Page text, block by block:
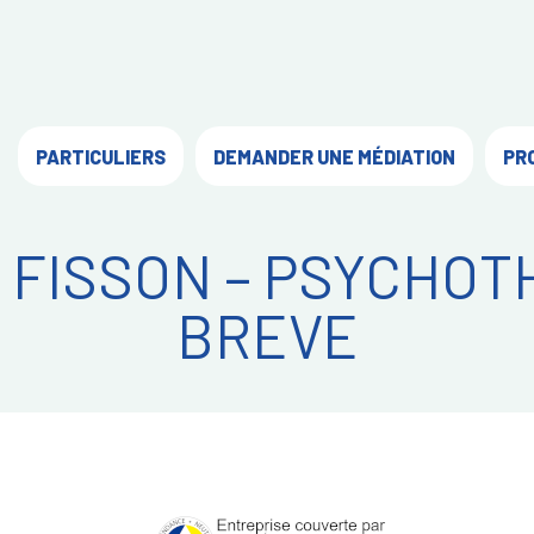
PARTICULIERS DEMANDER UNE MÉDIATION
–
BREVE